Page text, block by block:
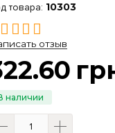
10303
отзыв
.60